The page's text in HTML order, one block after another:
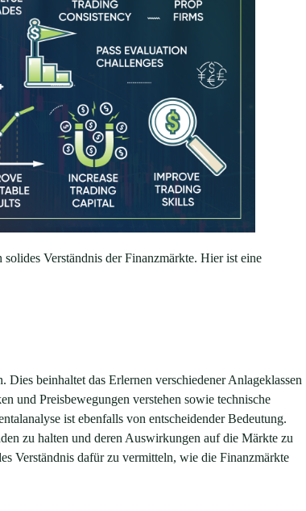
Verständnis der Finanzmärkte. Hier ist eine
beinhaltet das Erlernen verschiedener Anlageklassen
und Preisbewegungen verstehen sowie technische
ist ebenfalls von entscheidender Bedeutung.
zu halten und deren Auswirkungen auf die Märkte zu
Verständnis dafür zu vermitteln, wie die Finanzmärkte